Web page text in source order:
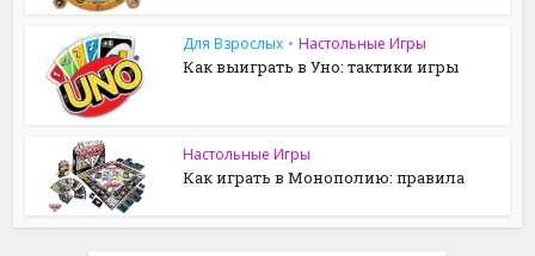
Для Взрослых • Настольные Игры
Как выиграть в Уно: тактики игры
Настольные Игры
Как играть в Монополию: правила